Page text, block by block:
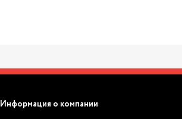
Информация о компании